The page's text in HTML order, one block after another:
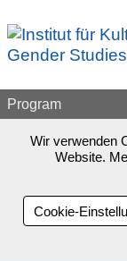
Program
Wir verwenden
Website.
Cookie-